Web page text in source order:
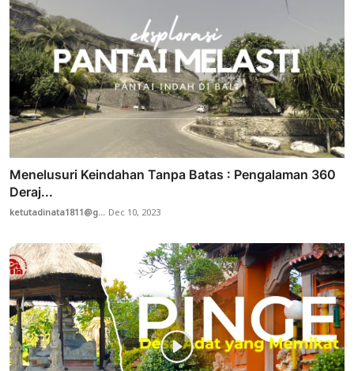
Menelusuri Keindahan Tanpa Batas : Pengalaman 360
Deraj...
ketutadinata1811@g... Dec 10, 2023